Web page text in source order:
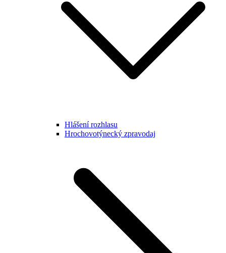
Hlášení rozhlasu
Hrochovotýnecký zpravodaj